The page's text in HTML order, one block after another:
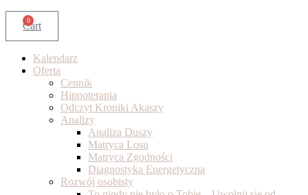
0
Cart
Kalendarz
Oferta
Cennik
Hipnoterapia
Odczyt Kroniki Akaszy
Analizy
Analiza Duszy
Matryca Losu
Matryca Zgodności
Diagnostyka Energetyczna
Rozwój osobisty